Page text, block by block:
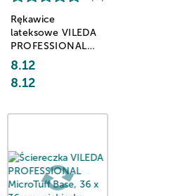
Rękawice
lateksowe VILEDA
PROFESSIONAL
Contract, kat. III,
rozmiar XL, żółte
8.12
8.12